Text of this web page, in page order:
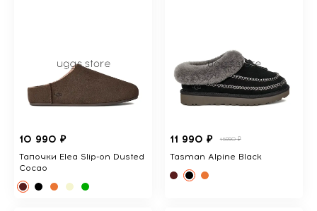
10 990 ₽
Тапочки Elea Slip-on Dusted
Cocao
11 990 ₽ 15990 ₽
Tasman Alpine Black